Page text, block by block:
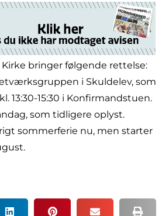
Kirke bringer følgende rettelse:
i Skuldelev, som
13:30-15:30 i Konfirmandstuen.
som tidligere oplyst.
sommerferie nu, men starter